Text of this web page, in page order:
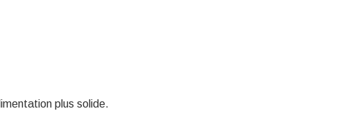
plus solide.